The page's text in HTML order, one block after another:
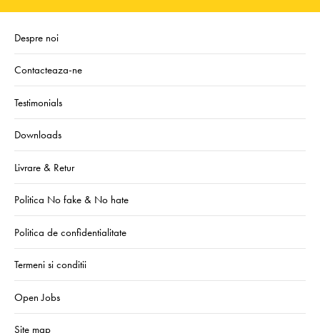
Despre noi
Contacteaza-ne
Testimonials
Downloads
Livrare & Retur
Politica No fake & No hate
Politica de confidentialitate
Termeni si conditii
Open Jobs
Site map